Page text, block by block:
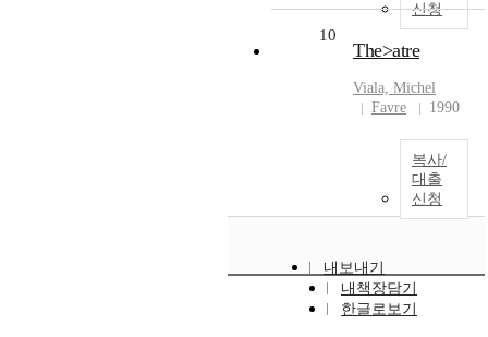
신청
10
The>atre
Viala, Michel
Favre
1990
복사/
대출
신청
내보내기
내책장담기
한글로보기